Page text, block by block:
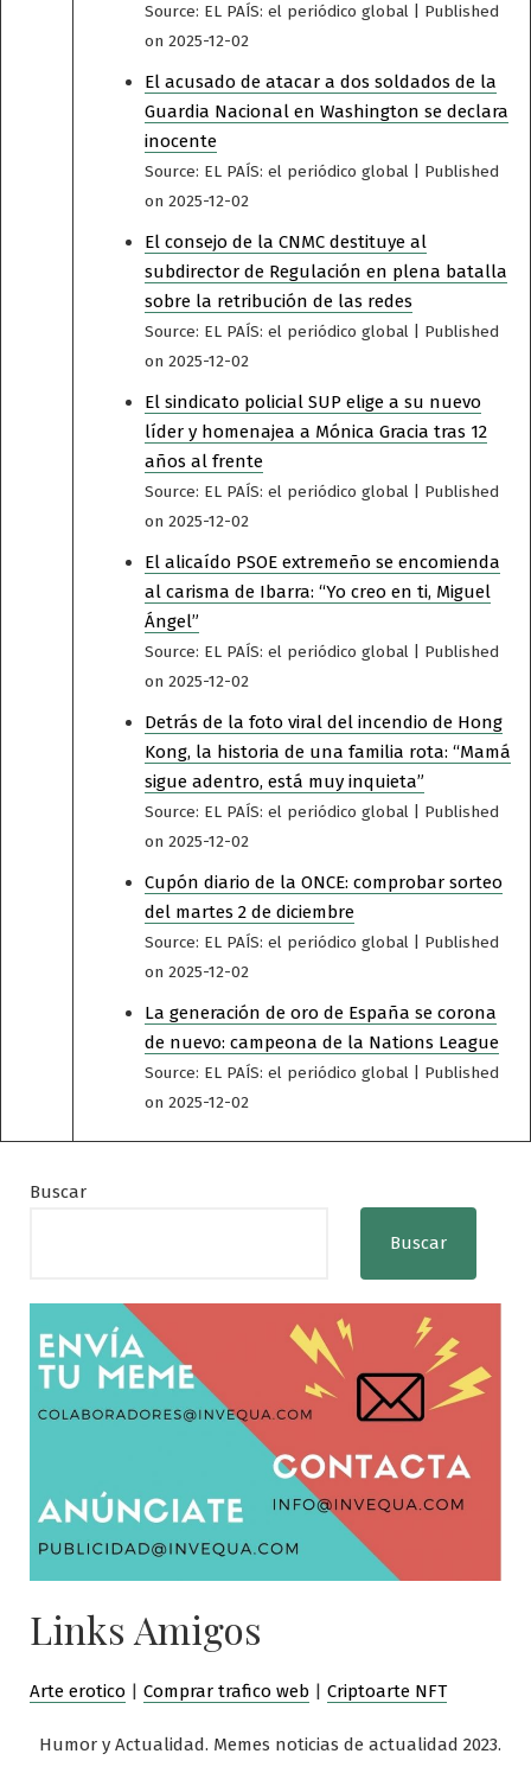
Source: EL PAÍS: el periódico global
Published
on 2025-12-02
El acusado de atacar a dos soldados de la
Guardia Nacional en Washington se declara
inocente
Source: EL PAÍS: el periódico global
Published
on 2025-12-02
El consejo de la CNMC destituye al
subdirector de Regulación en plena batalla
sobre la retribución de las redes
Source: EL PAÍS: el periódico global
Published
on 2025-12-02
El sindicato policial SUP elige a su nuevo
líder y homenajea a Mónica Gracia tras 12
años al frente
Source: EL PAÍS: el periódico global
Published
on 2025-12-02
El alicaído PSOE extremeño se encomienda
al carisma de Ibarra: “Yo creo en ti, Miguel
Ángel”
Source: EL PAÍS: el periódico global
Published
on 2025-12-02
Detrás de la foto viral del incendio de Hong
Kong, la historia de una familia rota: “Mamá
sigue adentro, está muy inquieta”
Source: EL PAÍS: el periódico global
Published
on 2025-12-02
Cupón diario de la ONCE: comprobar sorteo
del martes 2 de diciembre
Source: EL PAÍS: el periódico global
Published
on 2025-12-02
La generación de oro de España se corona
de nuevo: campeona de la Nations League
Source: EL PAÍS: el periódico global
Published
on 2025-12-02
Buscar
Buscar
Links Amigos
Arte erotico | Comprar trafico web | Criptoarte NFT
Humor y Actualidad. Memes noticias de actualidad 2023.